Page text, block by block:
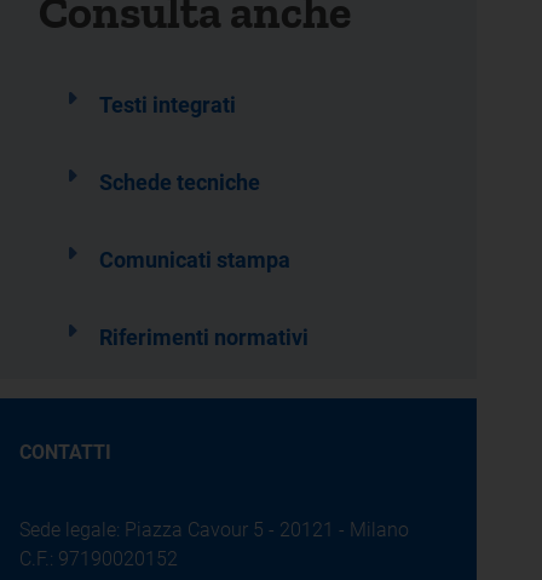
Consulta anche
Testi integrati
Schede tecniche
Comunicati stampa
Riferimenti normativi
CONTATTI
Sede legale: Piazza Cavour 5 - 20121 - Milano
C.F.: 97190020152